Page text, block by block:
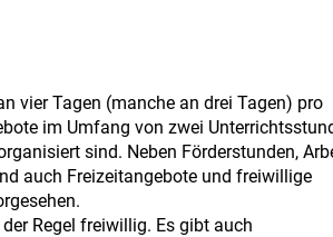
vier Tagen (manche an drei Tagen) pro
im Umfang von zwei
sind. Neben Förderstunden,
auch Freizeitangebote und freiwillige
Regel freiwillig. Es gibt auch